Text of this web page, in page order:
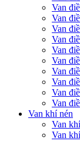
Van
Van
Van
Van
Van
Van
Van
Van
Van
Van
Van khí nén
Van
Van